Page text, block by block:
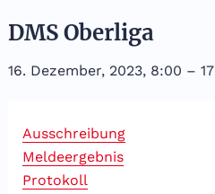
DMS Oberliga
16. Dezember, 2023, 8:00 –
Ausschreibung
Meldeergebnis
Protokoll